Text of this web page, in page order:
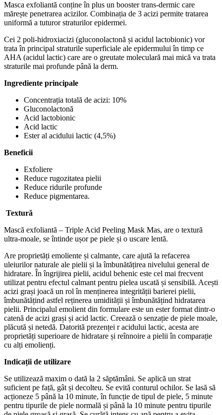
Masca exfoliantă conține în plus un booster trans-dermic care
mărește penetrarea acizilor. Combinația de 3 acizi permite tratarea
uniformă a tuturor straturilor epidermei.
Cei 2 poli-hidroxiacizi (gluconolactonă și acidul lactobionic) vor
trata în principal straturile superficiale ale epidermului în timp ce
AHA (acidul lactic) care are o greutate moleculară mai mică va trata
straturile mai profunde până la derm.
Ingrediente principale
Concentrația totală de acizi: 10%
Gluconolactonă
Acid lactobionic
Acid lactic
Ester al acidului lactic (4,5%)
Beneficii
Exfoliere
Reduce rugozitatea pielii
Reduce ridurile profunde
Reduce pigmentarea.
Textură
Mască exfoliantă – Triple Acid Peeling Mask Mas, are o textură
ultra-moale, se întinde ușor pe piele și o uscare lentă.
Are proprietăți emoliente și calmante, care ajută la refacerea
uleiurilor naturale ale pielii și la îmbunătățirea nivelului general de
hidratare. În îngrijirea pielii, acidul behenic este cel mai frecvent
utilizat pentru efectul calmant pentru pielea uscată și sensibilă. Acești
acizi grași joacă un rol în menținerea integrității barierei pielii,
îmbunătățind astfel reținerea umidității și îmbunătățind hidratarea
pielii. Principalul emolient din formulare este un ester format dintr-o
catenă de acizi grași și acid lactic. Creează o senzație de piele moale,
plăcută și netedă. Datorită prezenței r acidului lactic, acesta are
proprietăți superioare de hidratare și reînnoire a pielii în comparație
cu alți emolienți.
Indicații de utilizare
Se utilizează maxim o dată la 2 săptămâni. Se aplică un strat
suficient pe față, gât și decolteu. Se evită conturul ochilor. Se lasă să
acționeze 5 până la 10 minute, în funcție de tipul de piele, 5 minute
pentru tipurile de piele normală și până la 10 minute pentru tipurile